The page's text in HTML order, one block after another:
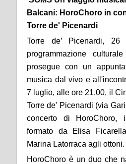
Balcani: HoroChoro in
Torre de' Picenardi
Torre de’ Picenardi,
programmazione
prosegue con un
musica dal vivo e
7 luglio, alle ore 21.00, il
Torre de' Picenardi (via
concerto di HoroChoro,
formato da Elisa
Marina Latorraca agli ottoni.
HoroChoro è un duo che